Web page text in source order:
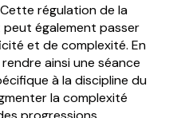
régulation de la
peut également passer
et de complexité. En
ainsi une séance
à la discipline du
la complexité